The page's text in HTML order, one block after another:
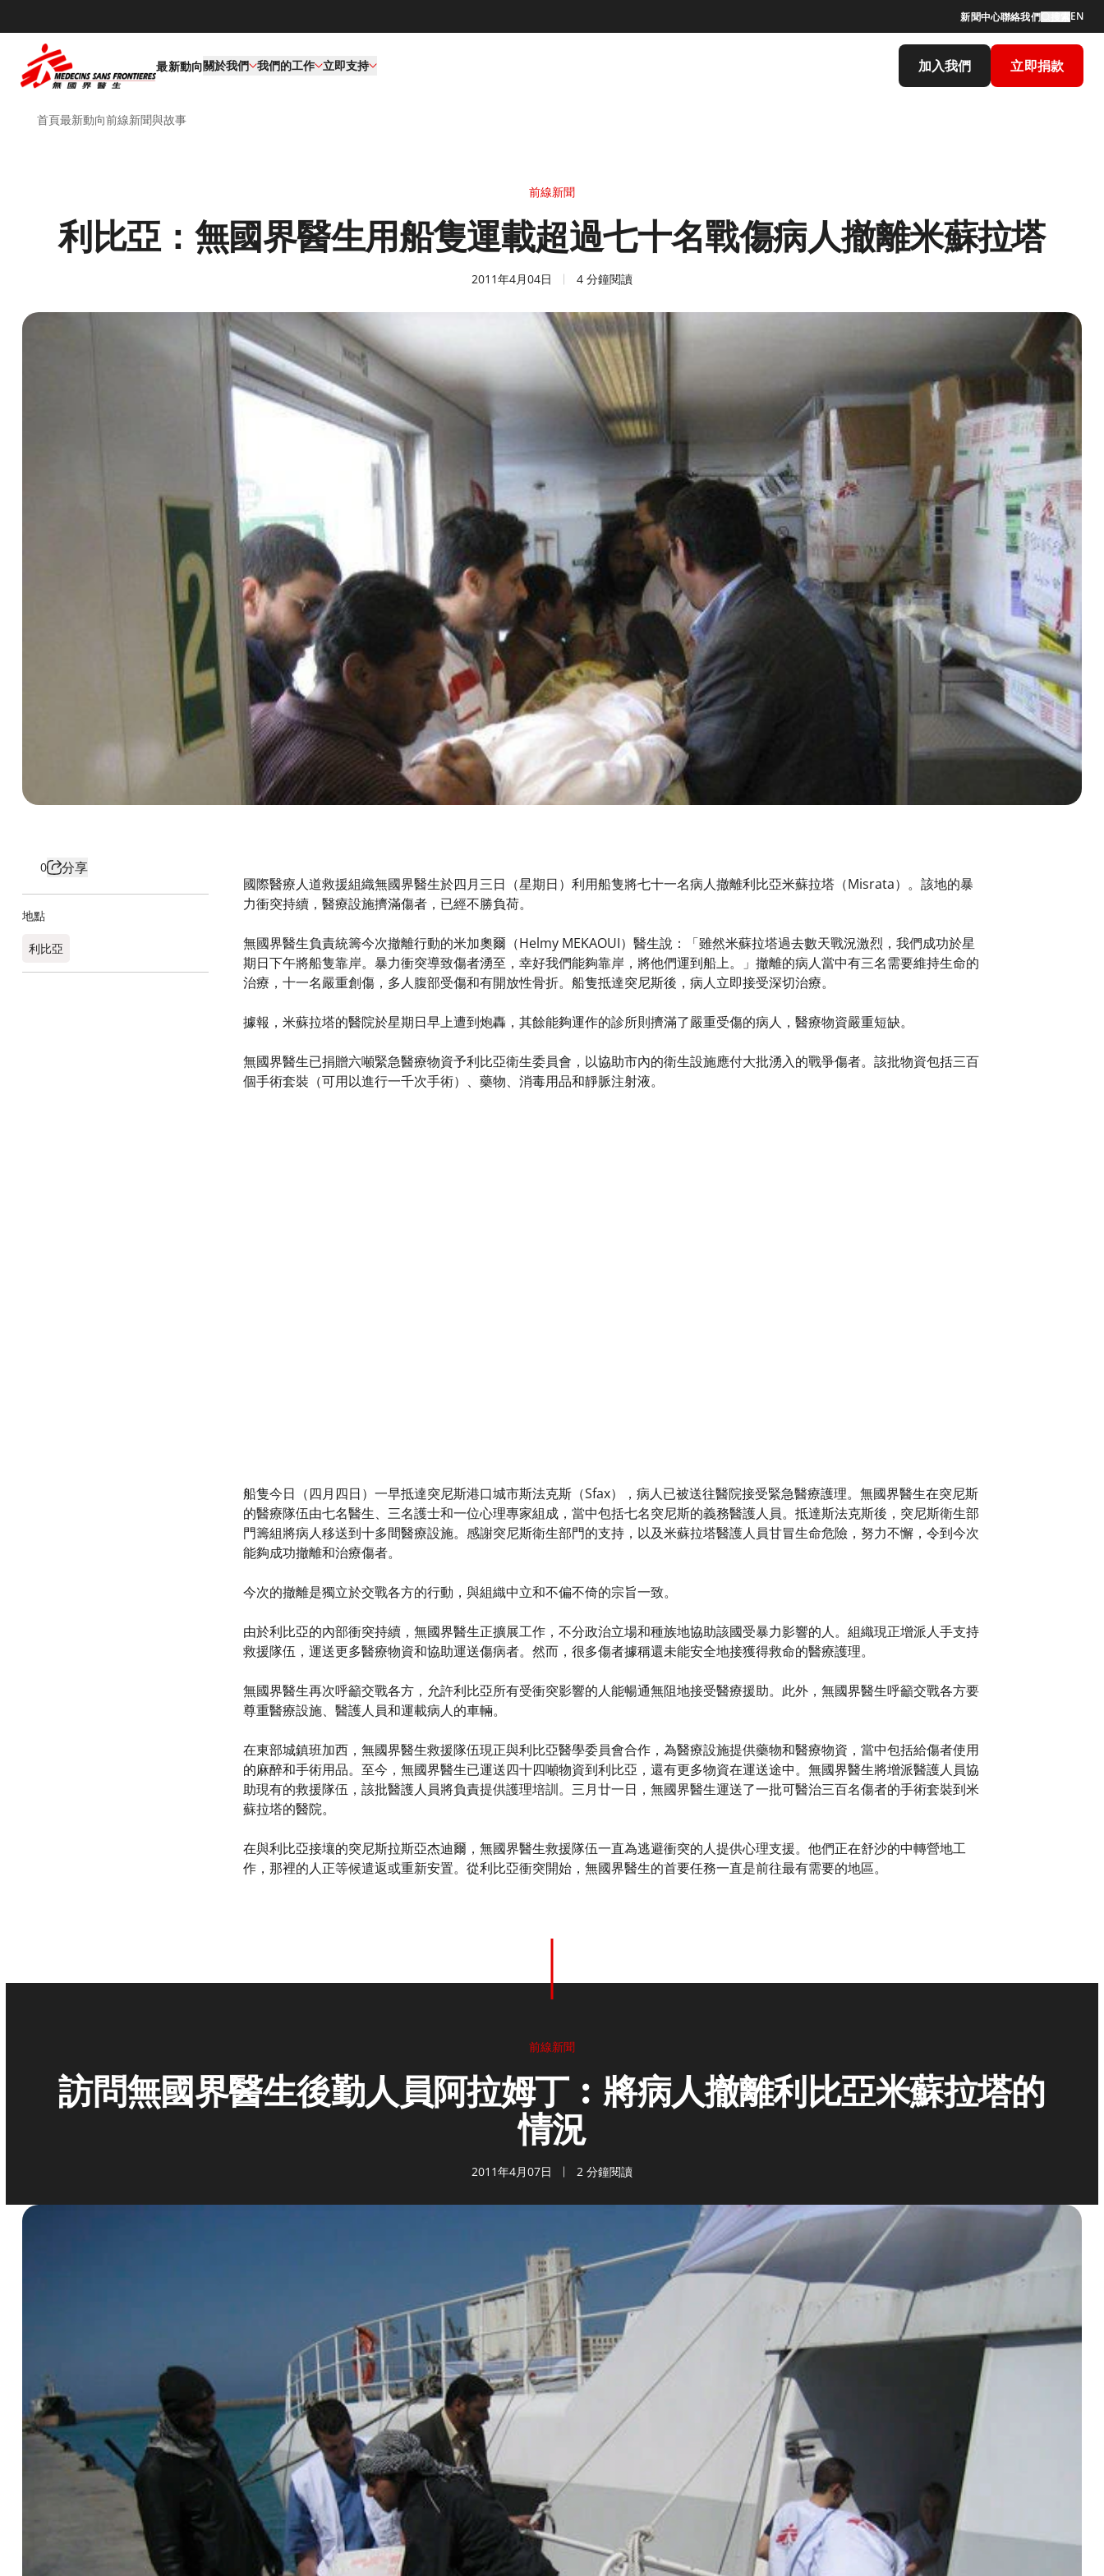
新聞中心聯絡我們 EN
最新動向關於我們 我們的工作​ 立即支持 加入我們 立即捐款
首頁最新動向前線新聞與故事
前線新聞
利比亞：無國界醫生用船隻運載超過七十名戰傷病人撤離米蘇拉塔
2011年4月04日 4 分鐘閱讀
0 分享
地點
利比亞
國際醫療人道救援組織無國界醫生於四月三日（星期日）利用船隻將七十一名病人撤離利比亞米蘇拉塔（Misrata）。該地的暴
力衝突持續，醫療設施擠滿傷者，已經不勝負荷。
無國界醫生負責統籌今次撤離行動的米加奧爾（Helmy MEKAOUI）醫生說：「雖然米蘇拉塔過去數天戰況激烈，我們成功於星
期日下午將船隻靠岸。暴力衝突導致傷者湧至，幸好我們能夠靠岸，將他們運到船上。」撤離的病人當中有三名需要維持生命的
治療，十一名嚴重創傷，多人腹部受傷和有開放性骨折。船隻抵達突尼斯後，病人立即接受深切治療。
據報，米蘇拉塔的醫院於星期日早上遭到炮轟，其餘能夠運作的診所則擠滿了嚴重受傷的病人，醫療物資嚴重短缺。
無國界醫生已捐贈六噸緊急醫療物資予利比亞衛生委員會，以協助市內的衛生設施應付大批湧入的戰爭傷者。該批物資包括三百
個手術套裝（可用以進行一千次手術）、藥物、消毒用品和靜脈注射液。
船隻今日（四月四日）一早抵達突尼斯港口城市斯法克斯（Sfax），病人已被送往醫院接受緊急醫療護理。無國界醫生在突尼斯
的醫療隊伍由七名醫生、三名護士和一位心理專家組成，當中包括七名突尼斯的義務醫護人員。抵達斯法克斯後，突尼斯衛生部
門籌組將病人移送到十多間醫療設施。感謝突尼斯衛生部門的支持，以及米蘇拉塔醫護人員甘冒生命危險，努力不懈，令到今次
能夠成功撤離和治療傷者。
今次的撤離是獨立於交戰各方的行動，與組織中立和不偏不倚的宗旨一致。
由於利比亞的內部衝突持續，無國界醫生正擴展工作，不分政治立場和種族地協助該國受暴力影響的人。組織現正增派人手支持
救援隊伍，運送更多醫療物資和協助運送傷病者。然而，很多傷者據稱還未能安全地接獲得救命的醫療護理。
無國界醫生再次呼籲交戰各方，允許利比亞所有受衝突影響的人能暢通無阻地接受醫療援助。此外，無國界醫生呼籲交戰各方要
尊重醫療設施、醫護人員和運載病人的車輛。
在東部城鎮班加西，無國界醫生救援隊伍現正與利比亞醫學委員會合作，為醫療設施提供藥物和醫療物資，當中包括給傷者使用
的麻醉和手術用品。至今，無國界醫生已運送四十四噸物資到利比亞，還有更多物資在運送途中。無國界醫生將增派醫護人員協
助現有的救援隊伍，該批醫護人員將負責提供護理培訓。三月廿一日，無國界醫生運送了一批可醫治三百名傷者的手術套裝到米
蘇拉塔的醫院。
在與利比亞接壤的突尼斯拉斯亞杰迪爾，無國界醫生救援隊伍一直為逃避衝突的人提供心理支援。他們正在舒沙的中轉營地工
作，那裡的人正等候遣返或重新安置。從利比亞衝突開始，無國界醫生的首要任務一直是前往最有需要的地區。
前線新聞
訪問無國界醫生後勤人員阿拉姆丁︰將病人撤離利比亞米蘇拉塔的
情況
2011年4月07日 2 分鐘閱讀